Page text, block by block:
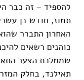
להספיד – זה כבר
תמוז, חודש בן
האחרון התברר
כוהנים רשאים
שממלכת הצער
תאילנד, בחלק